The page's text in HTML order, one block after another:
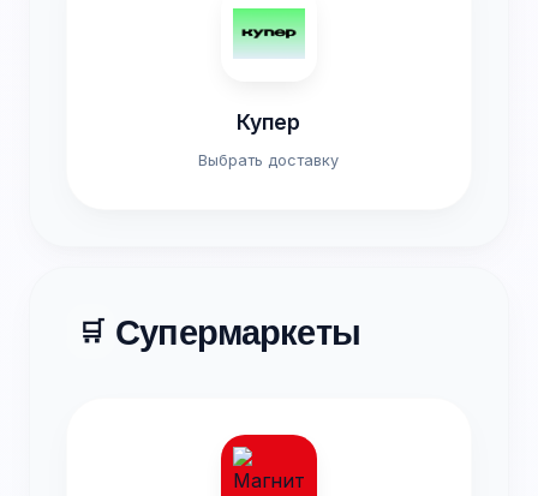
Купер
Выбрать доставку
🛒 Супермаркеты